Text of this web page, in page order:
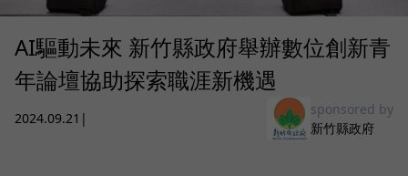
AI驅動未來 新竹縣政府舉辦數位創新青
年論壇協助探索職涯新機遇
2024.09.21 |
sponsored by
新竹縣政府